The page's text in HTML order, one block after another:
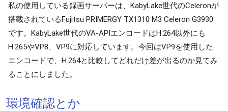
私の使用している録画サーバーは、KabyLake世代のCeleronが
搭載されているFujitsu PRIMERGY TX1310 M3 Celeron G3930
です。KabyLake世代のVA-APIエンコードはH.264以外にも
H.265やVP8、VP9に対応しています。今回はVP9を使用した
エンコードで、H.264と比較してどれだけ差が出るのか見てみ
ることにしました。
環境確認とか